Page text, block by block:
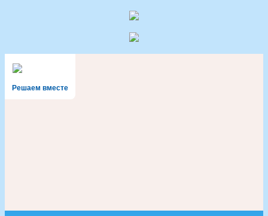
Решаем вместе